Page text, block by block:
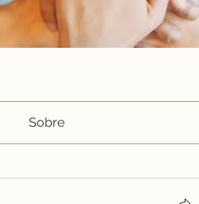
Sobre